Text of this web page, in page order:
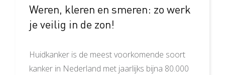
Weren, kleren en smeren: zo werk
je veilig in de zon!
Huidkanker is de meest voorkomende soort
kanker in Nederland met jaarlijks bijna 80.000